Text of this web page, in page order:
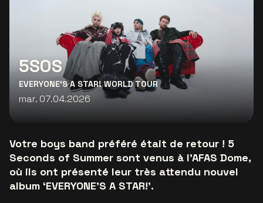
5SOS
EVERYONE’S A STAR! WORLD TOUR
mar. 07.04.2026
Votre boys band préféré était de retour ! 5
Seconds of Summer sont venus à l’AFAS Dome,
où ils ont présenté leur très attendu nouvel
album ‘EVERYONE’S A STAR!’.